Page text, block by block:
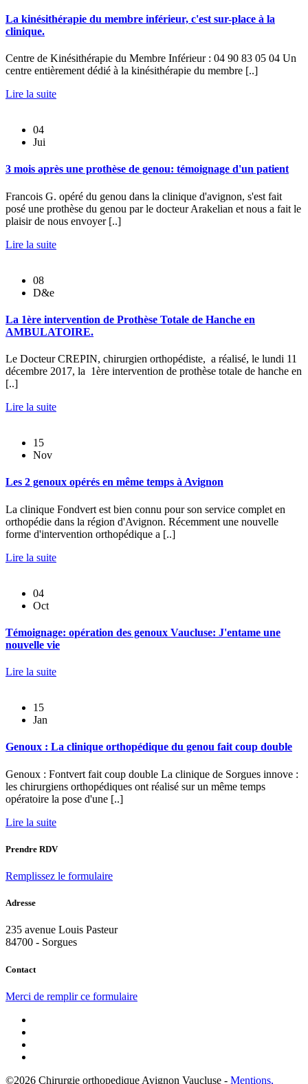
La kinésithérapie du membre inférieur, c'est sur-place à la
clinique.
Centre de Kinésithérapie du Membre Inférieur : 04 90 83 05 04 Un
centre entièrement dédié à la kinésithérapie du membre [..]
Lire la suite
04
Jui
3 mois après une prothèse de genou: témoignage d'un patient
Francois G. opéré du genou dans la clinique d'avignon, s'est fait
posé une prothèse du genou par le docteur Arakelian et nous a fait le
plaisir de nous envoyer [..]
Lire la suite
08
D&e
La 1ère intervention de Prothèse Totale de Hanche en
AMBULATOIRE.
Le Docteur CREPIN, chirurgien orthopédiste, a réalisé, le lundi 11
décembre 2017, la 1ère intervention de prothèse totale de hanche en
[..]
Lire la suite
15
Nov
Les 2 genoux opérés en même temps à Avignon
La clinique Fondvert est bien connu pour son service complet en
orthopédie dans la région d'Avignon. Récemment une nouvelle
forme d'intervention orthopédique a [..]
Lire la suite
04
Oct
Témoignage: opération des genoux Vaucluse: J'entame une
nouvelle vie
Lire la suite
15
Jan
Genoux : La clinique orthopédique du genou fait coup double
Genoux : Fontvert fait coup double La clinique de Sorgues innove :
les chirurgiens orthopédiques ont réalisé sur un même temps
opératoire la pose d'une [..]
Lire la suite
Prendre RDV
Remplissez le formulaire
Adresse
235 avenue Louis Pasteur
84700 - Sorgues
Contact
Merci de remplir ce formulaire
©2026 Chirurgie orthopedique Avignon Vaucluse - Mentions,